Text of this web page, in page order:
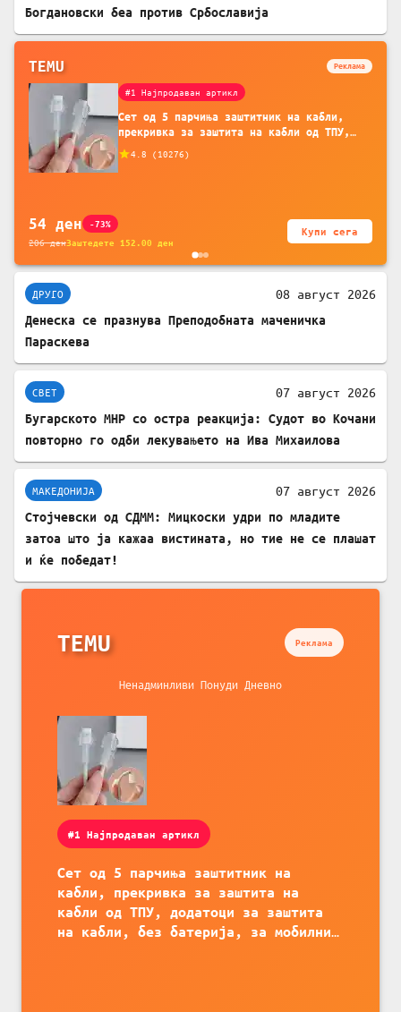
Богдановски беа против Србославија
TEMU Реклама
#1 Најпродаван артикл
Сет од 5 парчиња заштитник на кабли,
прекривка за заштита на кабли од ТПУ,
додатоци за заштита на кабли, без
батерија, за мобилни телефони, комплет
4.8 ( 10276)
54 ден -73%
206денЗаштедете 152.00 ден
Купи сега
ДРУГО 08 август 2026
Денеска се празнува Преподобната маченичка
Параскева
СВЕТ 07 август 2026
Бугарското МНР со остра реакција: Судот во Кочани
повторно го одби лекувањето на Ива Михаилова
МАКЕДОНИЈА 07 август 2026
Стојчевски од СДММ: Мицкоски удри по младите
затоа што ја кажаа вистината, но тие не се плашат
и ќе победат!
TEMU Реклама
Ненадминливи Понуди Дневно
#1 Најпродаван артикл
Сет од 5 парчиња заштитник на
кабли, прекривка за заштита на
кабли од ТПУ, додатоци за заштита
на кабли, без батерија, за мобилни